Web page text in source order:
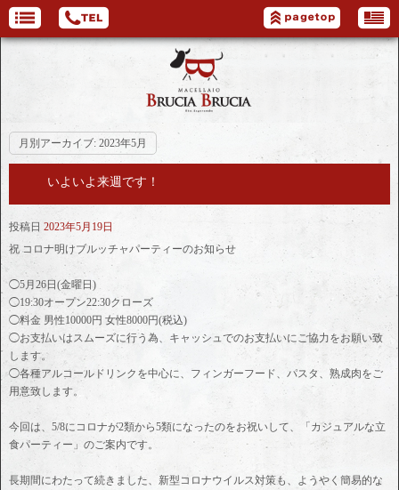
月別アーカイブ: 2023年5月
いよいよ来週です！
投稿日 2023年5月19日
祝 コロナ明けブルッチャパーティーのお知らせ
◯5月26日(金曜日)
◯19:30オープン22:30クローズ
◯料金 男性10000円 女性8000円(税込)
◯お支払いはスムーズに行う為、キャッシュでのお支払いにご協力をお願い致
します。
◯各種アルコールドリンクを中心に、フィンガーフード、パスタ、熟成肉をご
用意致します。
今回は、5/8にコロナが2類から5類になったのをお祝いして、「カジュアルな立
食パーティー」のご案内です。
長期間にわたって続きました、新型コロナウイルス対策も、ようやく簡易的な